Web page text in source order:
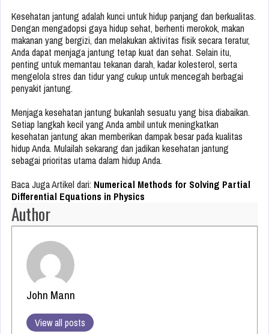
Kesehatan jantung adalah kunci untuk hidup panjang dan berkualitas.
Dengan mengadopsi gaya hidup sehat, berhenti merokok, makan
makanan yang bergizi, dan melakukan aktivitas fisik secara teratur,
Anda dapat menjaga jantung tetap kuat dan sehat. Selain itu,
penting untuk memantau tekanan darah, kadar kolesterol, serta
mengelola stres dan tidur yang cukup untuk mencegah berbagai
penyakit jantung.
Menjaga kesehatan jantung bukanlah sesuatu yang bisa diabaikan.
Setiap langkah kecil yang Anda ambil untuk meningkatkan
kesehatan jantung akan memberikan dampak besar pada kualitas
hidup Anda. Mulailah sekarang dan jadikan kesehatan jantung
sebagai prioritas utama dalam hidup Anda.
Baca Juga Artikel dari: Numerical Methods for Solving Partial
Differential Equations in Physics
Author
John Mann
View all posts